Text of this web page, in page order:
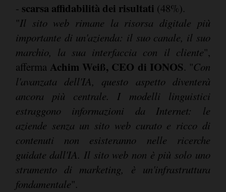
- scarsa affidabilità dei risultati (48%).
"Il sito web rimane la risorsa digitale più
importante di un'azienda: il suo canale, il suo
marchio, la sua interfaccia con il cliente",
afferma Achim Weiß, CEO di IONOS. "Con
l'avanzata dell'IA, questo aspetto diventerà
ancora più centrale. I modelli linguistici
estraggono informazioni da Internet: le
aziende senza un sito web curato e ricco di
contenuti non esisteranno nelle ricerche
guidate dall'IA. Il sito web non è più solo uno
strumento di marketing, è un'infrastruttura
fondamentale".